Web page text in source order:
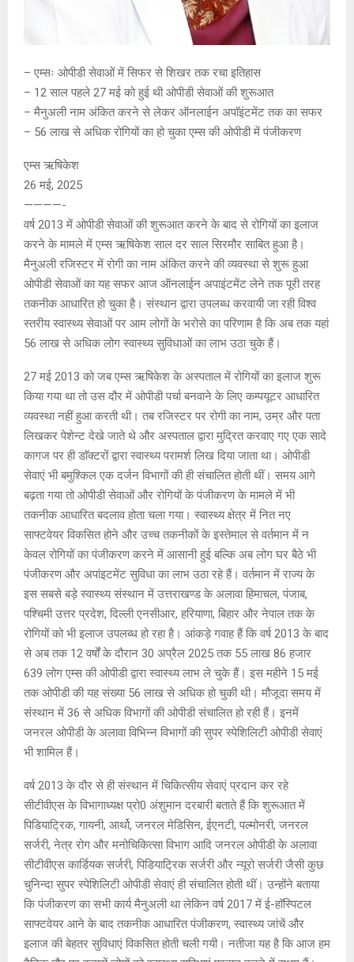
– एम्सः ओपीडी सेवाओं में सिफर से शिखर तक रचा इतिहास
– 12 साल पहले 27 मई को हुई थी ओपीडी सेवाओं की शुरूआत
– मैनुअली नाम अंकित करने से लेकर ऑनलाईन अपाॅइंटमेंट तक का सफर
– 56 लाख से अधिक रोगियों का हो चुका एम्स की ओपीडी में पंजीकरण
एम्स ऋषिकेश
26 मई, 2025
————-
वर्ष 2013 में ओपीडी सेवाओं की शुरूआत करने के बाद से रोगियों का इलाज
करने के मामले में एम्स ऋषिकेश साल दर साल सिरमौर साबित हुआ है।
मैनुअली रजिस्टर में रोगी का नाम अंकित करने की व्यवस्था से शुरू हुआ
ओपीडी सेवाओं का यह सफर आज ऑनलाईन अपाइंटमेंट लेने तक पूरी तरह
तकनीक आधारित हो चुका है। संस्थान द्वारा उपलब्ध करवायी जा रही विश्व
स्तरीय स्वास्थ्य सेवाओं पर आम लोगों के भरोसे का परिणाम है कि अब तक यहां
56 लाख से अधिक लोग स्वास्थ्य सुविधाओं का लाभ उठा चुके हैं।
27 मई 2013 को जब एम्स ऋषिकेश के अस्पताल में रोगियों का इलाज शुरू
किया गया था तो उस दौर में ओपीडी पर्चा बनवाने के लिए कम्पयूटर आधारित
व्यवस्था नहीं हुआ करती थी। तब रजिस्टर पर रोगी का नाम, उम्र और पता
लिखकर पेशेन्ट देखे जाते थे और अस्पताल द्वारा मुद्रित करवाए गए एक सादे
कागज पर ही डाॅक्टरों द्वारा स्वास्थ्य परामर्श लिख दिया जाता था। ओपीडी
सेवाएं भी बमुश्किल एक दर्जन विभागों की ही संचालित होती थीं। समय आगे
बढ़ता गया तो ओपीडी सेवाओं और रोगियों के पंजीकरण के मामले में भी
तकनीक आधारित बदलाव होता चला गया। स्वास्थ्य क्षेत्र में नित नए
साफ्टवेयर विकसित होने और उच्च तकनीकों के इस्तेमाल से वर्तमान में न
केवल रोगियों का पंजीकरण करने में आसानी हुई बल्कि अब लोग घर बैठे भी
पंजीकरण और अपांइटमेंट सुविधा का लाभ उठा रहे हैं। वर्तमान में राज्य के
इस सबसे बड़े स्वास्थ्य संस्थान में उत्तराखण्ड के अलावा हिमाचल, पंजाब,
पश्चिमी उत्तर प्रदेश, दिल्ली एनसीआर, हरियाणा, बिहार और नेपाल तक के
रोगियों को भी इलाज उपलब्ध हो रहा है। आंकड़े गवाह हैं कि वर्ष 2013 के बाद
से अब तक 12 वर्षों के दौरान 30 अप्रैल 2025 तक 55 लाख 86 हजार
639 लोग एम्स की ओपीडी द्वारा स्वास्थ्य लाभ ले चुके हैं। इस महीने 15 मई
तक ओपीडी की यह संख्या 56 लाख से अधिक हो चुकी थी। मौजूदा समय में
संस्थान में 36 से अधिक विभागों की ओपीडी संचालित हो रही हैं। इनमें
जनरल ओपीडी के अलावा विभिन्न विभागों की सुपर स्पेशिलिटी ओपीडी सेवाएं
भी शामिल हैं।
वर्ष 2013 के दौर से ही संस्थान में चिकित्सीय सेवाएं प्रदान कर रहे
सीटीवीएस के विभागाध्यक्ष प्रो0 अंशुमान दरबारी बताते हैं कि शुरूआत में
पिडियाट्रिक, गायनी, आर्थो, जनरल मेडिसिन, ईएनटी, पल्मोनरी, जनरल
सर्जरी, नेत्र रोग और मनोचिकित्सा विभाग आदि जनरल ओपीडी के अलावा
सीटीवीएस कार्डियक सर्जरी, पिडियाट्रिक सर्जरी और न्यूरो सर्जरी जैसी कुछ
चुनिन्दा सुपर स्पेशिलिटी ओपीडी सेवाएं ही संचालित होती थीं। उन्होंने बताया
कि पंजीकरण का सभी कार्य मैनुअली था लेकिन वर्ष 2017 में ई-हाॅस्पिटल
साफ्टवेयर आने के बाद तकनीक आधारित पंजीकरण, स्वास्थ्य जांचें और
इलाज की बेहतर सुविधाएं विकसित होती चली गयी। नतीजा यह है कि आज हम